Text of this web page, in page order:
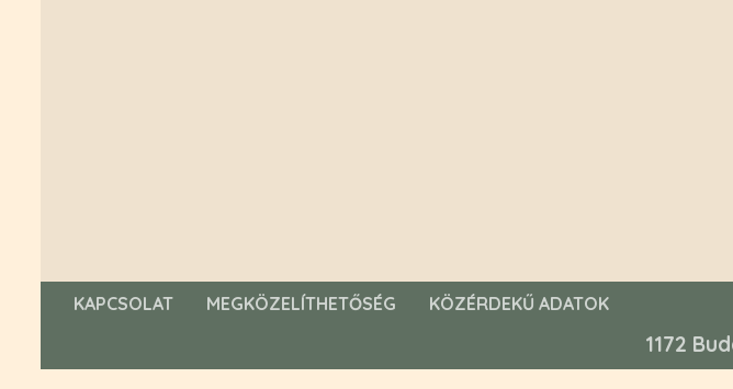
KAPCSOLAT MEGKÖZELÍTHETŐSÉG KÖZÉRDEKŰ ADATOK
1172